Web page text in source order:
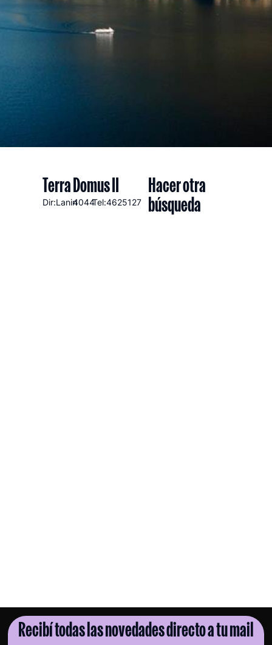
Terra Domus II
Dir:Lanin4044Tel:4625127
Hacer otra
búsqueda
Recibí todas las novedades directo a tu mail